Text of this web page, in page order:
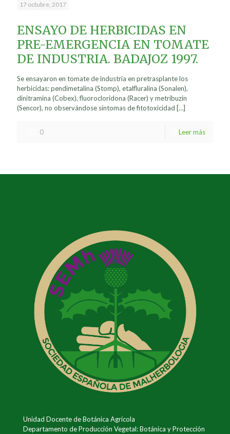
17 octubre, 2017
ENSAYO DE HERBICIDAS EN
PRE-EMERGENCIA EN TOMATE
DE INDUSTRIA. BADAJOZ 1997.
Se ensayaron en tomate de industria en pretrasplante los
herbicidas: pendimetalina (Stomp), etalfluralina (Sonalen),
dinitramina (Cobex), fluorocloridona (Racer) y metribuzin
(Sencor), no observándose síntomas de fitotoxicidad […]
0 Leer más
Unidad Docente de Botánica Agrícola
Departamento de Producción Vegetal: Botánica y Protección